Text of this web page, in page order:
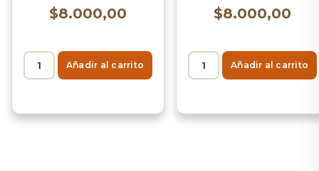
$8.000,00
Añadir al carrito
$8.000,00
Añadir al carrito